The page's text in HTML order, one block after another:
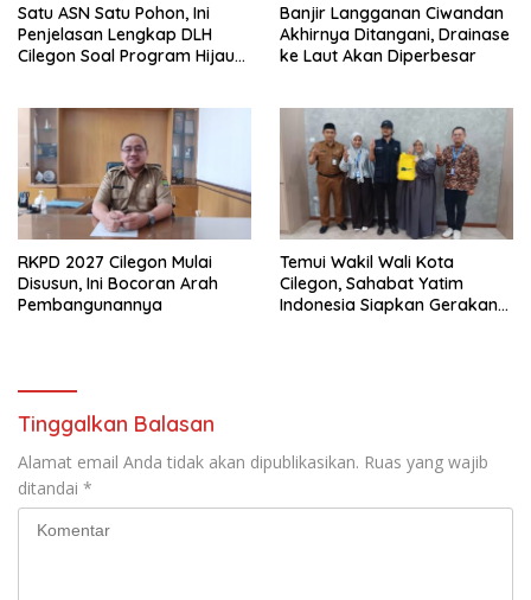
Satu ASN Satu Pohon, Ini
Penjelasan Lengkap DLH
Cilegon Soal Program Hijau
Banjir Langganan Ciwandan
Akhirnya Ditangani, Drainase
ke Laut Akan Diperbesar
RKPD 2027 Cilegon Mulai
Disusun, Ini Bocoran Arah
Pembangunannya
Temui Wakil Wali Kota
Cilegon, Sahabat Yatim
Indonesia Siapkan Gerakan
Tinggalkan Balasan
Alamat email Anda tidak akan dipublikasikan. Ruas yang wajib
ditandai *